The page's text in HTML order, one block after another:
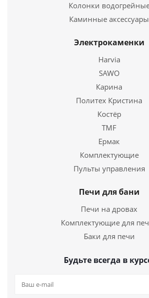
Площадка монтажная Моно ПММ-Р D
Подробнее
Купить в 1 клик
Колонки
Каминные аксессуары
Электрокаменки
Harvia
SAWO
Карина
Политех Кристина
Костёр
TMF
Ермак
Комплектующие
Пульты управления
Печи для бани
Печи на дровах
Комплектующие для
Баки для печи
Будьте всегда в